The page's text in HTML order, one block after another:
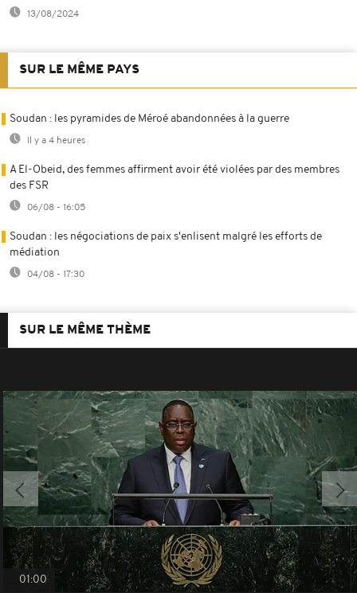
13/08/2024
SUR LE MÊME PAYS
Soudan : les pyramides de Méroé abandonnées à la guerre
Il y a 4 heures
A El-Obeid, des femmes affirment avoir été violées par des membres
des FSR
06/08 - 16:05
Soudan : les négociations de paix s'enlisent malgré les efforts de
médiation
04/08 - 17:30
SUR LE MÊME THÈME
01:00